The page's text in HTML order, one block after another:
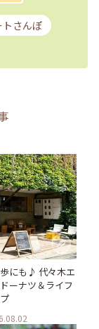
トさんぽ
にも♪ 代々木エ
ーナツ＆ライフ